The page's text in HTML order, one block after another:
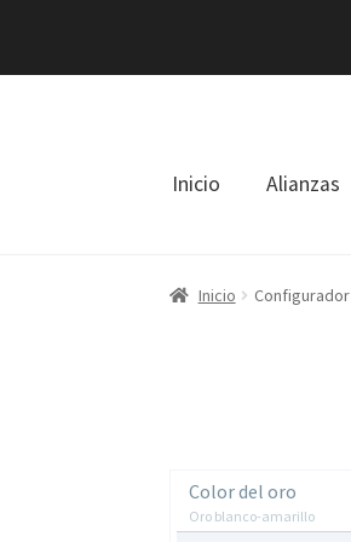
Inicio Alianzas
Inicio Configurador
Color del oro
Oro blanco-amarillo